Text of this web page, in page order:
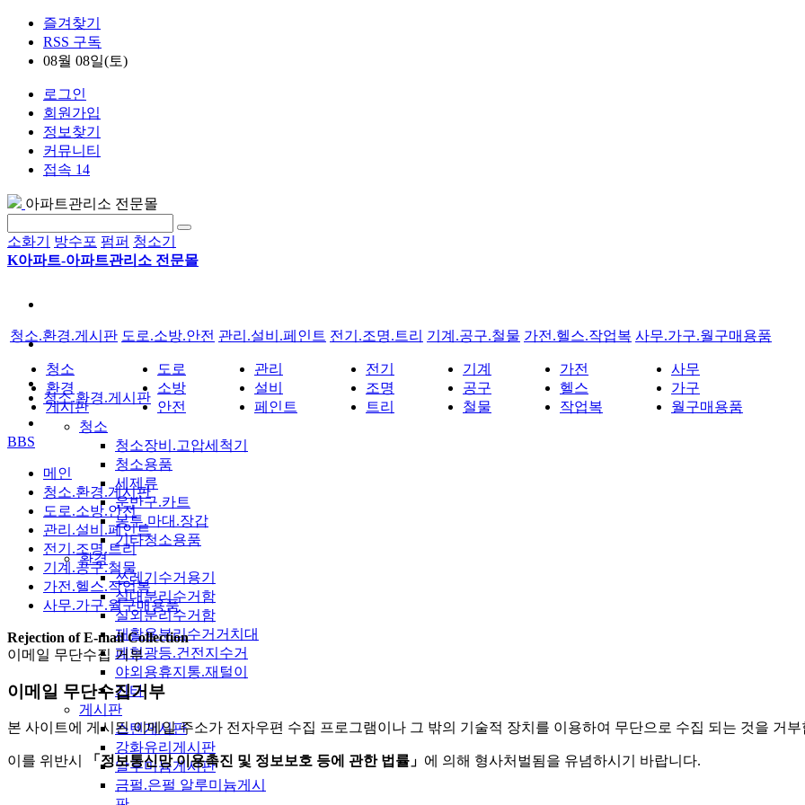
즐겨찾기
RSS 구독
08월 08일(토)
로그인
회원가입
정보찾기
커뮤니티
접속 14
아파트관리소 전문몰
소화기 방수포 펌퍼 청소기
K아파트-아파트관리소 전문몰
청소.환경.게시판
청소
청소장비.고압세척기
청소용품
세제류
운반구.카트
봉투.마대.장갑
기타청소용품
환경
쓰레기수거용기
실내분리수거함
실외분리수거함
재활용분리수거거치대
폐형광등.건전지수거
야외용휴지통.재털이
기타
게시판
스텐게시판
강화유리게시판
알루미늄게시판
금펄.은펄 알루미늄게시
청소.환경.게시판
청소
환경
게시판
도로.소방.안전
도로
소방
안전
관리.설비.페인트
관리
설비
페인트
전기.조명.트리
전기
조명
트리
기계.공구.철물
기계
공구
철물
가전.헬스.작업복
가전
헬스
작업복
사무.가구.월구매용품
사무
가구
월구매용품
BBS
메인
청소.환경.게시판
도로.소방.안전
관리.설비.페인트
전기.조명.트리
기계.공구.철물
가전.헬스.작업복
사무.가구.월구매용품
Rejection of E-mail Collection
이메일 무단수집 거부
이메일 무단수집거부
본 사이트에 게시된 이메일 주소가 전자우편 수집 프로그램이나 그 밖의 기술적 장치를 이용하여 무단으로 수집 되는 것을 거부
이를 위반시 「정보통신망 이용촉진 및 정보보호 등에 관한 법률」 에 의해 형사처벌됨을 유념하시기 바랍니다.